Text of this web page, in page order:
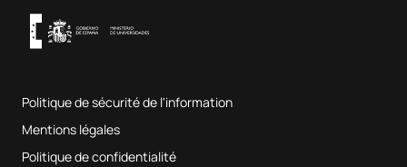
Salles de musique
Système interne d'assurance qualité
Plan du site
Politique de sécurité de l'information
Mentions légales
Politique de confidentialité